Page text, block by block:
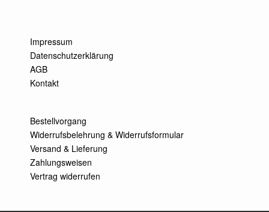
Impressum
Datenschutzerklärung
AGB
Kontakt
Bestellvorgang
Widerrufsbelehrung & Widerrufsformular
Versand & Lieferung
Zahlungsweisen
Vertrag widerrufen